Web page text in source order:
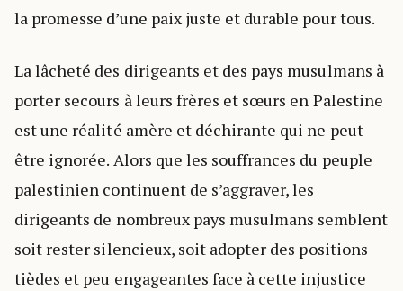
la promesse d’une paix juste et durable pour tous.
La lâcheté des dirigeants et des pays musulmans à
porter secours à leurs frères et sœurs en Palestine
est une réalité amère et déchirante qui ne peut
être ignorée. Alors que les souffrances du peuple
palestinien continuent de s’aggraver, les
dirigeants de nombreux pays musulmans semblent
soit rester silencieux, soit adopter des positions
tièdes et peu engageantes face à cette injustice